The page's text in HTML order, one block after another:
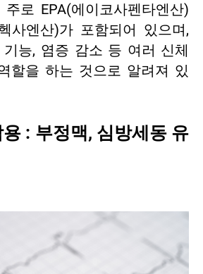
로 EPA(에이코사펜타엔산)
사엔산)가 포함되어 있으며,
능, 염증 감소 등 여러 신체
할을 하는 것으로 알려져 있
: 부정맥, 심방세동 유